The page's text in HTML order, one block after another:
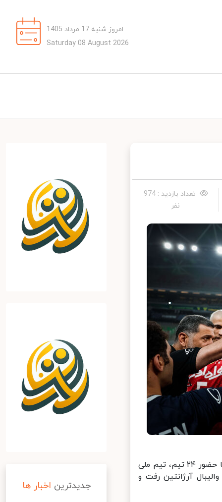
امروز شنبه 17 مرداد 1405
Saturday 08 August 2026
تعداد بازدید : 974
نفر
در جریان بیستمین دوره مسابقات والیبال قهرمانی مردان جهان سال ۲۰۲۲ با حضور ۲۴ تیم، تیم ملی
آرژانتین رفت و
جدیدترین اخبار ها